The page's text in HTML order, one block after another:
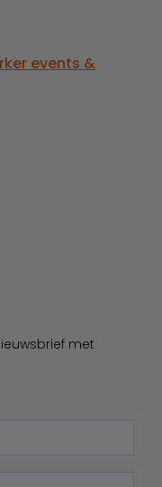
events &
met